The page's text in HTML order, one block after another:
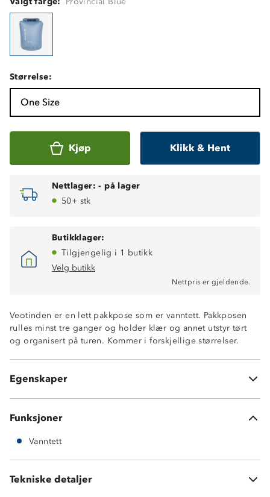
Størrelse:
One Size
Kjøp Klikk & Hent
Nettlager: - på lager
50+ stk
Butikklager:
Tilgjengelig i 1 butikk
Velg butikk
Nettpris er gjeldende.
Veotinden er en lett pakkpose som er vanntett. Pakkposen
rulles minst tre ganger og holder klær og annet utstyr tørt
og organisert på turen. Kommer i forskjellige størrelser.
Egenskaper
Teipede sømmer
Funksjoner
Vanntett
Tekniske detaljer
Volum: 15 L